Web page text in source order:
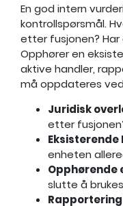
En god intern
kontrollspørsmål.
etter fusjonen? Har
Opphører en
aktive handler,
må oppdateres
Juridisk
etter
Eksisterende
enheten
Opphørende
slutte å